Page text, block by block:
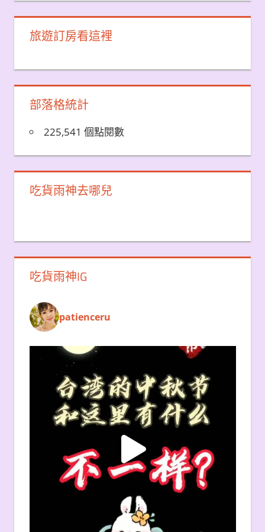
旅遊訂房看這裡
部落格統計
225,541 個點閱數
吃貨雨神去哪兒
吃貨雨神IG
patienceru